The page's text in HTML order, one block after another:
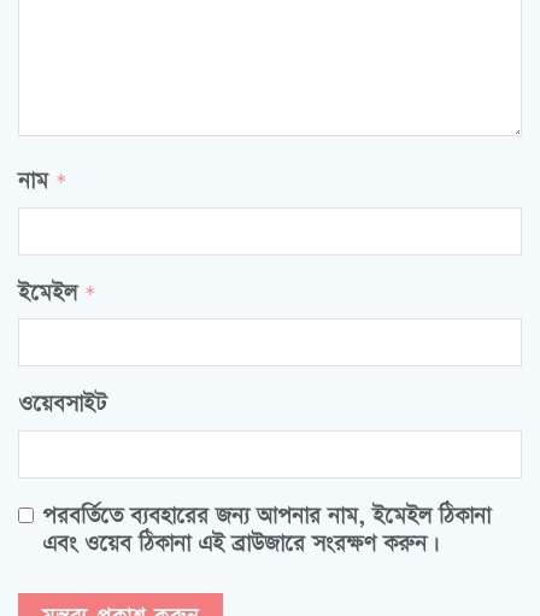
নাম *
ইমেইল *
ওয়েবসাইট
পরবর্তিতে ব্যবহারের জন্য আপনার নাম, ইমেইল ঠিকানা
এবং ওয়েব ঠিকানা এই ব্রাউজারে সংরক্ষণ করুন।